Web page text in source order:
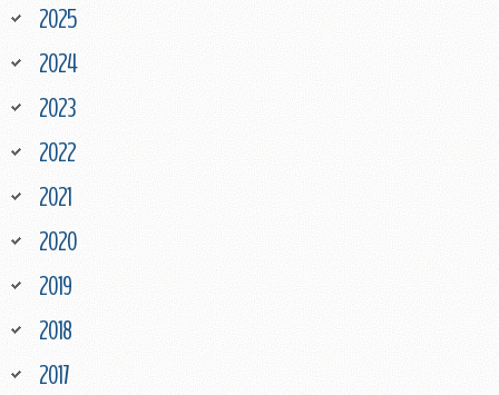
2025
2024
2023
2022
2021
2020
2019
2018
2017